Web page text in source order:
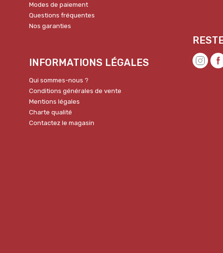
Modes de paiement
Questions fréquentes
Nos garanties
INFORMATIONS LÉGALES
Qui sommes-nous ?
Conditions générales de vente
Mentions légales
Charte qualité
Contactez le magasin